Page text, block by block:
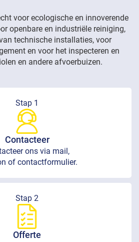
voor ecologische en innoverende
openbare en industriële reiniging,
technische installaties, voor
en voor het inspecteren en
en andere afvoerbuizen.
Stap 1
Contacteer
ons via mail,
of contactformulier.
Stap 2
Offerte